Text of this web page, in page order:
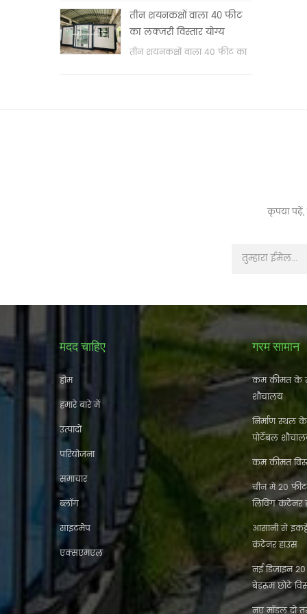
वॉश बेसिन & nbsp;
तीन शयनकक्षों वाला 40 फीट
का लक्जरी विस्तार योग्य
कंटेनर हाउस
तीन शयनकक्षों वाला 40 फीट का
कृपया
मदद चाहिए
होम
हमारे बारे में
उत्पादों
परियोजना
समाचार
ब्लॉग
साइटमैप
एक्सएमएल
गरम सामान
कम कीमत के
शौचालय
निर्माण स्थल
पोर्टेबल
कम कीमत
चीन में 20 फीट
लिविंग कंटेनर
आसानी से
कंटेनर हाउस
नई डिजाइन 20
बेडरूम छोटे
नए मॉडल दो